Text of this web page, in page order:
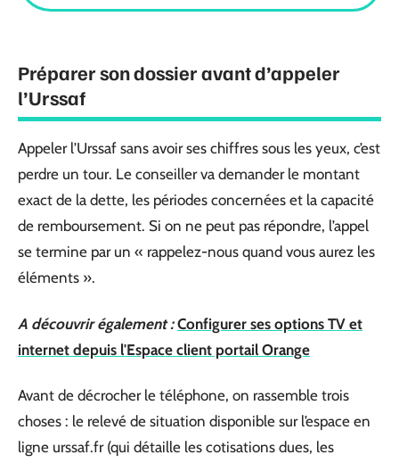
Préparer son dossier avant d’appeler
l’Urssaf
Appeler l’Urssaf sans avoir ses chiffres sous les yeux, c’est
perdre un tour. Le conseiller va demander le montant
exact de la dette, les périodes concernées et la capacité
de remboursement. Si on ne peut pas répondre, l’appel
se termine par un « rappelez-nous quand vous aurez les
éléments ».
A découvrir également : Configurer ses options TV et
internet depuis l'Espace client portail Orange
Avant de décrocher le téléphone, on rassemble trois
choses : le relevé de situation disponible sur l’espace en
ligne urssaf.fr (qui détaille les cotisations dues, les